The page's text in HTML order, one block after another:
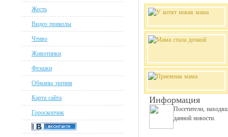
Жесть
Видео приколы
Чтиво
Животинки
Флэшки
Обманы зрения
Карта сайта
Гороскопчик
Информация
Посетители,
данной новости.